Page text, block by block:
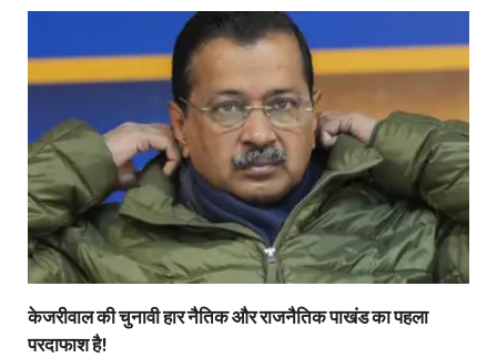
केजरीवाल की चुनावी हार नैतिक और राजनैतिक पाखंड का पहला
परदाफाश है!